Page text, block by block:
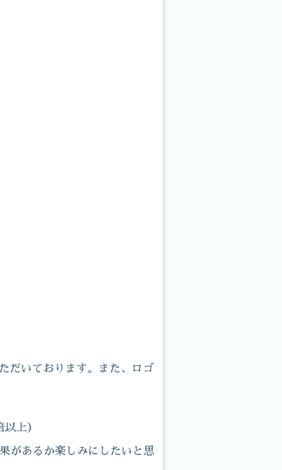
だいております。また、ロゴ
上）
があるか楽しみにしたいと思